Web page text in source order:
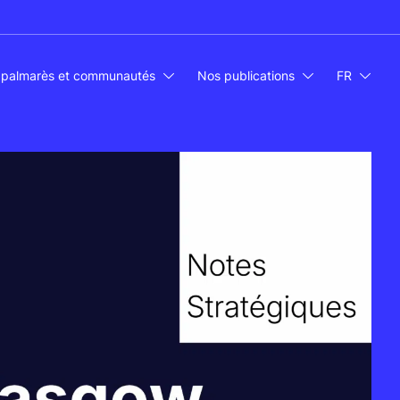
et communautés Nos publications FR